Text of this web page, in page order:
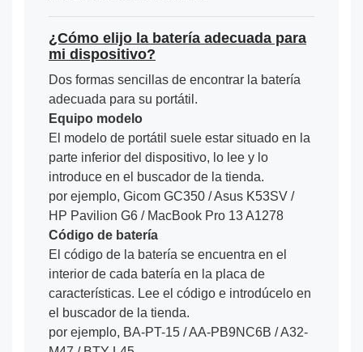
¿Cómo elijo la batería adecuada para
mi dispositivo?
Dos formas sencillas de encontrar la batería
adecuada para su portátil.
Equipo modelo
El modelo de portátil suele estar situado en la
parte inferior del dispositivo, lo lee y lo
introduce en el buscador de la tienda.
por ejemplo, Gicom GC350 / Asus K53SV /
HP Pavilion G6 / MacBook Pro 13 A1278
Código de batería
El código de la batería se encuentra en el
interior de cada batería en la placa de
características. Lee el código e introdúcelo en
el buscador de la tienda.
por ejemplo, BA-PT-15 / AA-PB9NC6B / A32-